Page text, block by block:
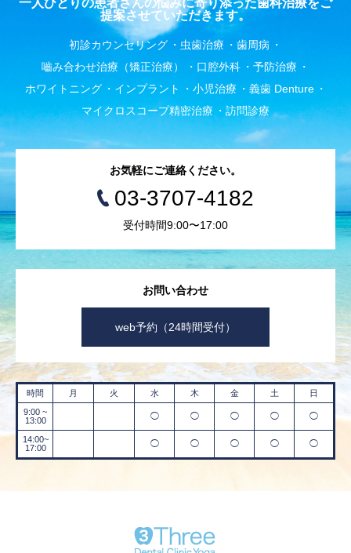
一人ひとりの患者さんの悩みに寄り添った歯科治療をご
提案させていただきます。
初診カウンセリング 虫歯治療
歯周病
嚙み合わせ治療（矯正治療）
口腔外科
予防治療
ホワイトニング
インプラント 小児治療
義歯 Denture
マイクロスコープ精密治療
訪問診療
お問い合わせ
web予約（24時間受付）
お気軽にご連絡ください。
03-3707-4182
受付時間9:00〜17:00
時間 月 火 水 木 金 土
日
9:00 ~
13:00
◯ ◯ ◯ ◯ ◯
14:00~
17:00
◯ ◯ ◯ ◯ ◯